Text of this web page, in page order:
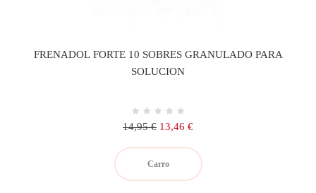
FRENADOL FORTE 10 SOBRES GRANULADO PARA
SOLUCION
Precio
14,95 € Precio
13,46 €
Carro